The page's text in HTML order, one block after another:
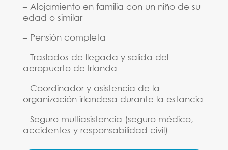
– Alojamiento en familia con un niño de su
edad o similar
– Pensión completa
– Traslados de llegada y salida del
aeropuerto de Irlanda
– Coordinador y asistencia de la
organización irlandesa durante la estancia
– Seguro multiasistencia (seguro médico,
accidentes y responsabilidad civil)